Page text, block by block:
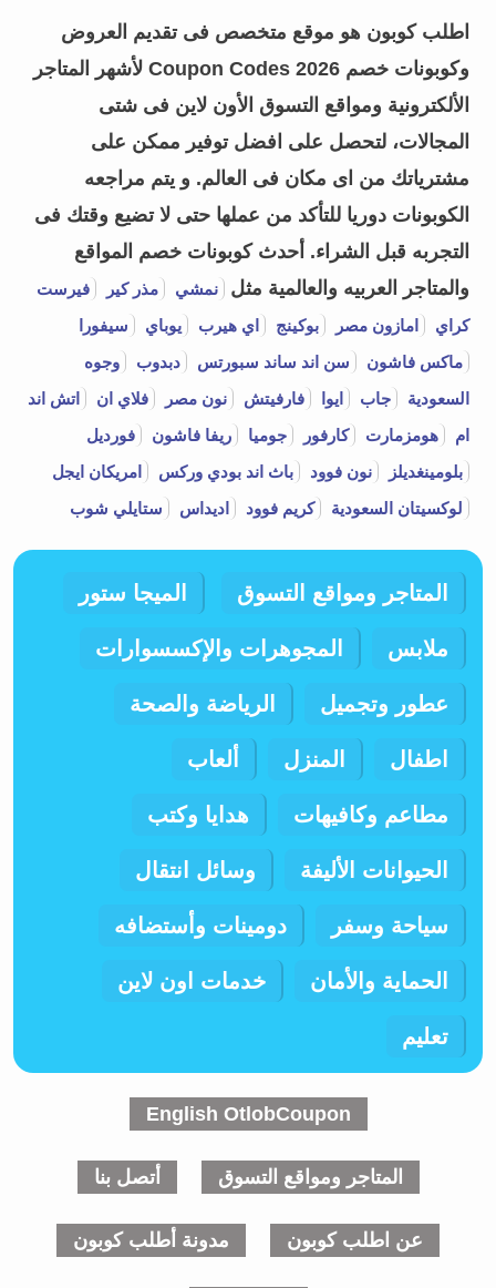
اطلب كوبون هو موقع متخصص فى تقديم العروض
وكوبونات خصم Coupon Codes 2026 لأشهر المتاجر
الألكترونية ومواقع التسوق الأون لاين فى شتى
المجالات، لتحصل على افضل توفير ممكن على
مشترياتك من اى مكان فى العالم. و يتم مراجعه
الكوبونات دوريا للتأكد من عملها حتى لا تضيع وقتك فى
التجربه قبل الشراء. أحدث كوبونات خصم المواقع
والمتاجر العربيه والعالمية مثل
نمشي مذر كير
فيرست
كراي
امازون مصر بوكينج اي هيرب يوباي
سيفورا
ماكس فاشون
سن اند ساند سبورتس دبدوب
وجوه
السعودية
جاب ايوا فارفيتش نون مصر فلاي ان
اتش اند
ام
هومزمارت كارفور جوميا ريفا فاشون
فورديل
بلومينغديلز
نون فوود باث اند بودي وركس
امريكان ايجل
لوكسيتان السعودية
كريم فوود اديداس ستايلي شوب
المتاجر ومواقع التسوق الميجا ستور
ملابس المجوهرات والإكسسوارات
عطور وتجميل الرياضة والصحة
اطفال المنزل ألعاب
مطاعم وكافيهات هدايا وكتب
الحيوانات الأليفة وسائل انتقال
سياحة وسفر دومينات وأستضافه
الحماية والأمان خدمات اون لاين
تعليم
English OtlobCoupon
المتاجر ومواقع التسوق أتصل بنا
عن اطلب كوبون مدونة أطلب كوبون